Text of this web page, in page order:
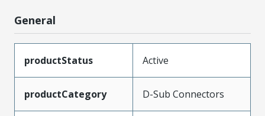
General
productStatus Active
productCategory D-Sub Connectors